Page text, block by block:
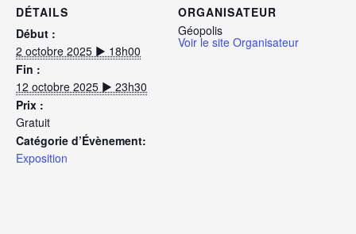
DÉTAILS
Début :
2 octobre 2025 ▶︎ 18h00
Fin :
12 octobre 2025 ▶︎ 23h30
Prix :
Gratuit
Catégorie d’Évènement:
Exposition
ORGANISATEUR
Géopolis
Voir le site Organisateur